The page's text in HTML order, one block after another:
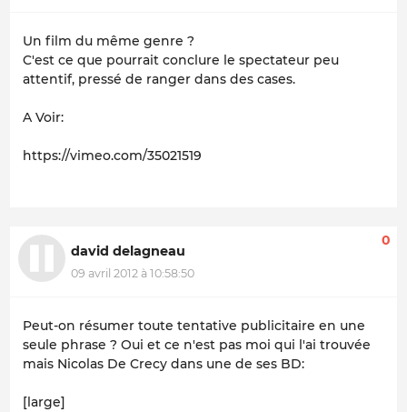
Un film du même genre ?
C'est ce que pourrait conclure le spectateur peu
attentif, pressé de ranger dans des cases.
A Voir:
https://vimeo.com/35021519
david delagneau
09 avril 2012 à 10:58:50
0
Peut-on résumer toute tentative publicitaire en une
seule phrase ? Oui et ce n'est pas moi qui l'ai trouvée
mais Nicolas De Crecy dans une de ses BD:
[large]